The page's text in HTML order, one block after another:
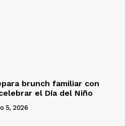
brunch familiar con
el Día del Niño
5, 2026